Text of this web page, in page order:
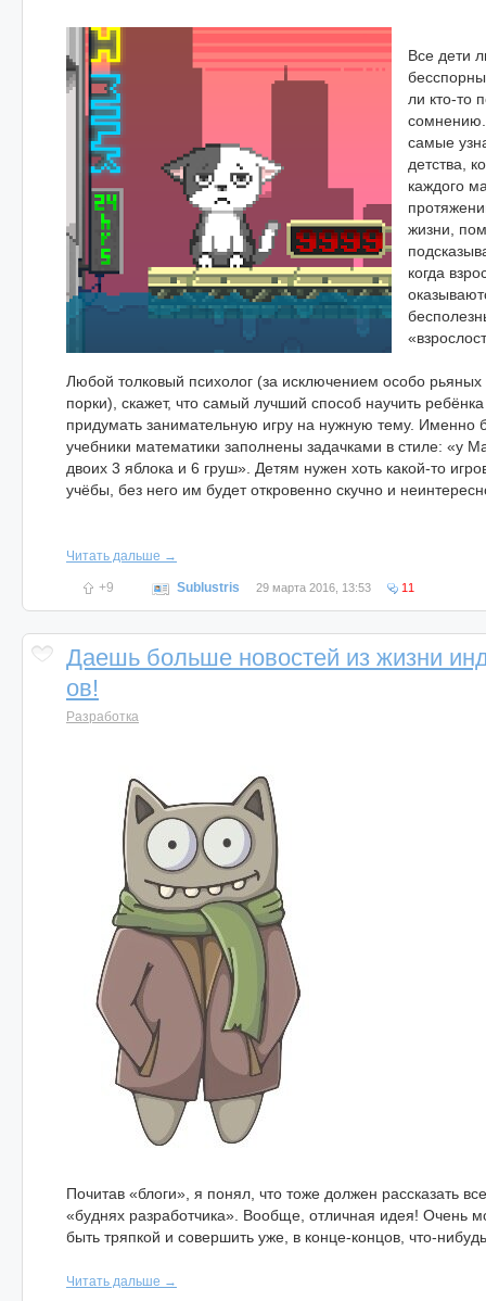
Все дети
ли кто-то
самые
детства,
каждого
жизни,
когда
Любой толковый психолог (за исключением особо рьяных
порки), скажет, что самый лучший способ научить
придумать занимательную игру на нужную тему. Именно
учебники математики заполнены задачками в стиле: «у
двоих 3 яблока и 6 груш». Детям нужен хоть какой-то
учёбы, без него им будет откровенно скучно и
Читать дальше →
+9 Sublustris 29 марта 2016, 13:53 11
Даешь больше новостей из жизни
ов!
Разработка
Почитав «блоги», я понял, что тоже должен рассказать
«буднях разработчика». Вообще, отличная идея! Очень
быть тряпкой и совершить уже, в конце-концов, что-
Читать дальше →